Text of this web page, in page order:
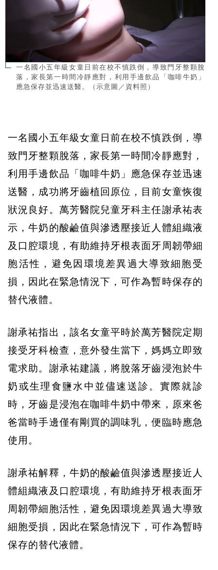
一名國小五年級女童日前在校不慎跌倒，導致門牙整顆脫
落，家長第一時間冷靜應對，利用手邊飲品「咖啡牛奶」
應急保存並迅速送醫。（示意圖／資料照）
一名國小五年級女童日前在校不慎跌倒，導
致門牙整顆脫落，家長第一時間冷靜應對，
利用手邊飲品「咖啡牛奶」應急保存並迅速
送醫，成功將牙齒植回原位，目前女童恢復
狀況良好。萬芳醫院兒童牙科主任謝承祐表
示，牛奶的酸鹼值與滲透壓接近人體組織液
及口腔環境，有助維持牙根表面牙周韌帶細
胞活性，避免因環境差異過大導致細胞受
損，因此在緊急情況下，可作為暫時保存的
替代液體。
謝承祐指出，該名女童平時於萬芳醫院定期
接受牙科檢查，意外發生當下，媽媽立即致
電求助。謝承祐建議，將脫落牙齒浸泡於牛
奶或生理食鹽水中並儘速送診。實際就診
時，牙齒是浸泡在咖啡牛奶中帶來，原來爸
爸當時手邊僅有剛買的調味乳，便臨時應急
使用。
謝承祐解釋，牛奶的酸鹼值與滲透壓接近人
體組織液及口腔環境，有助維持牙根表面牙
周韌帶細胞活性，避免因環境差異過大導致
細胞受損，因此在緊急情況下，可作為暫時
保存的替代液體。